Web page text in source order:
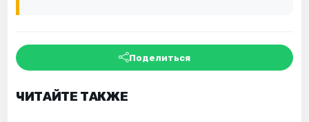
Поделиться
ЧИТАЙТЕ ТАКЖЕ